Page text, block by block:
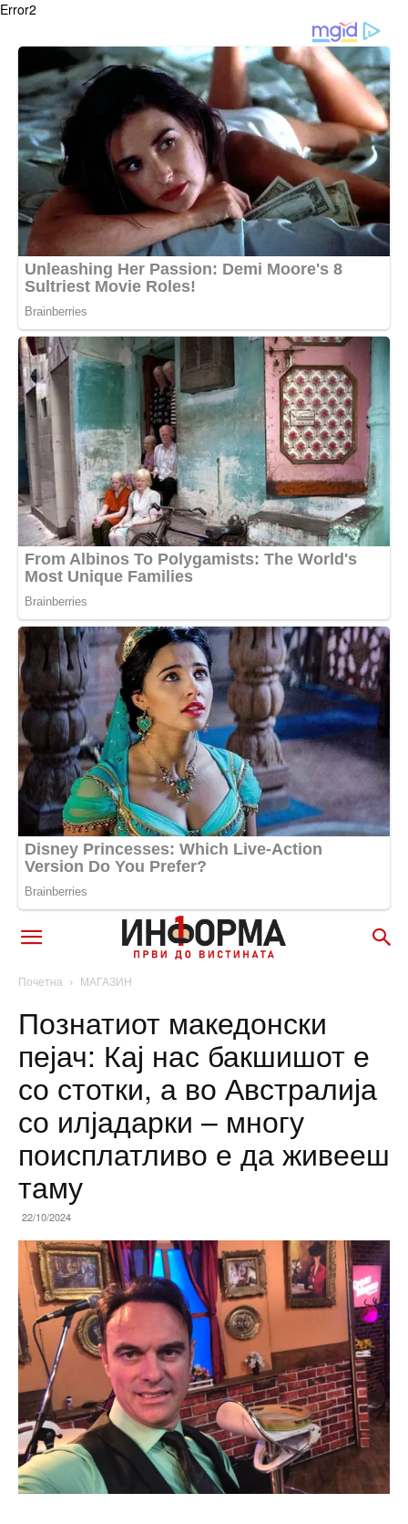
Error2
Почетна МАГАЗИН
Познатиот македонски
пејач: Кај нас бакшишот е
со стотки, а во Австралија
со илјадарки – многу
поисплатливо е да живееш
таму
22/10/2024